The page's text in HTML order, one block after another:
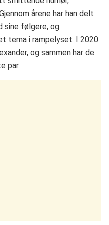
årene har han delt
sine følgere, og
tema i rampelyset. I 2020
og sammen har de
par.